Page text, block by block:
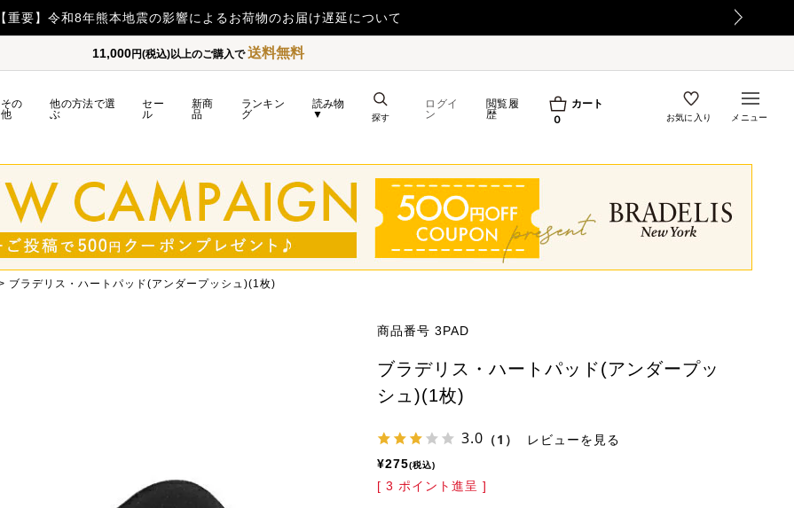
【重要】令和8年熊本地震の影響によるお荷物のお届け遅延について
11,000円(税込)以上のご購入で送料無料
その
他
他の方法で選
ぶ
セー
ル
新商
品
ランキン
グ
読み物
▼
ログイ
ン
閲覧履
歴
カート
0
探す お気に入り メニュー
ブラデリス・ハートパッド(アンダープッシュ)(1枚)
商品番号 3PAD
ブラデリス・ハートパッド(アンダープッ
シュ)(1枚)
3.0 （1） レビューを見る
¥275 税込
[ 3 ポイント進呈 ]